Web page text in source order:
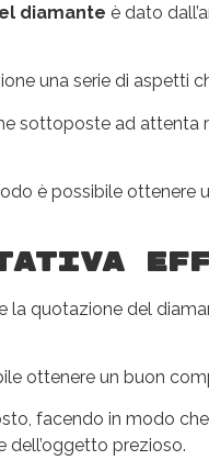
diamante è dato
una serie di aspetti
sottoposte ad attenta
è possibile
quotazione del
ottenere un buon
facendo in modo
prezioso.